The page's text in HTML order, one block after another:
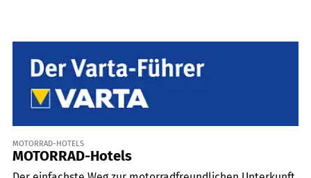
MOTORRAD-HOTELS
MOTORRAD-Hotels